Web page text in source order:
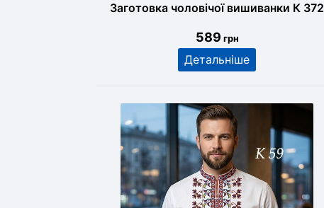
Заготовка чоловічої вишиванки К 372
589 грн
Детальніше